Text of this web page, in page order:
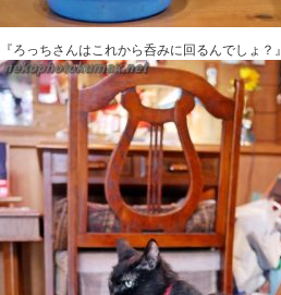
『ろっちさんはこれから呑みに回るんでしょ？』